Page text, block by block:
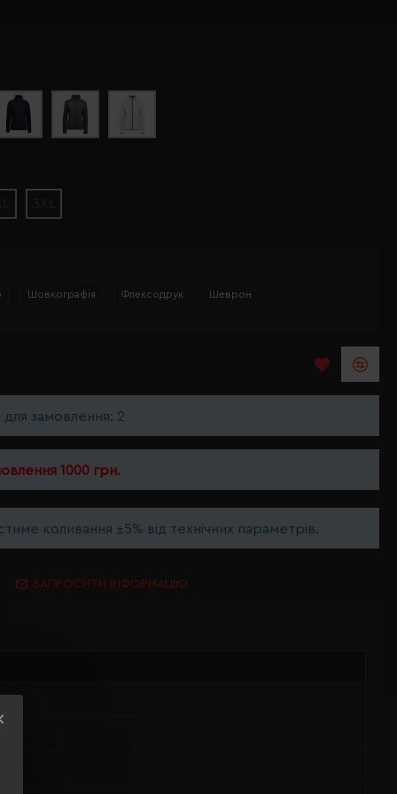
Шовкографія Флексодрук Шеврон
для замовлення: 2
1000 грн.
коливання ±5% від технічних параметрів.
ЗАПРОСИТИ ІНФОРМАЦІЮ